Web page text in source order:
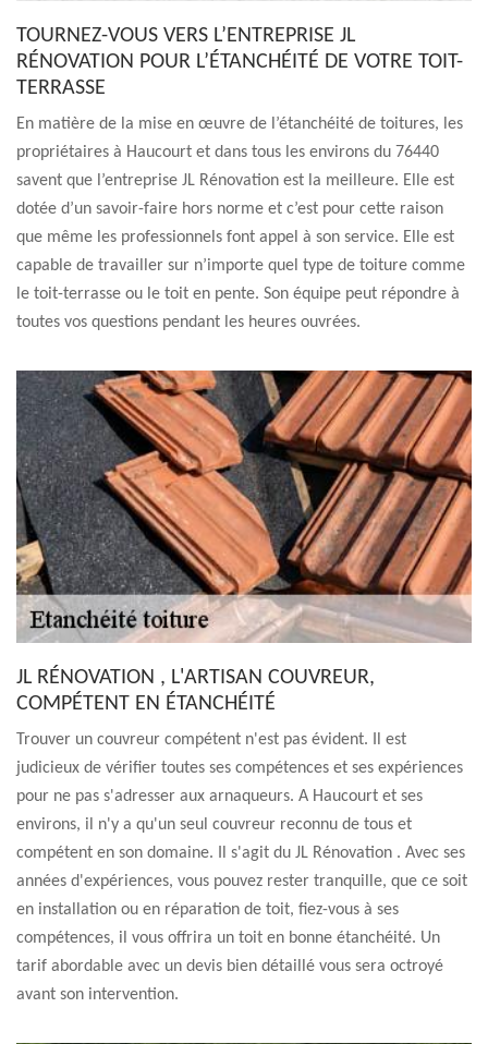
TOURNEZ-VOUS VERS L’ENTREPRISE JL
RÉNOVATION POUR L’ÉTANCHÉITÉ DE VOTRE TOIT-
TERRASSE
En matière de la mise en œuvre de l’étanchéité de toitures, les
propriétaires à Haucourt et dans tous les environs du 76440
savent que l’entreprise JL Rénovation est la meilleure. Elle est
dotée d’un savoir-faire hors norme et c’est pour cette raison
que même les professionnels font appel à son service. Elle est
capable de travailler sur n’importe quel type de toiture comme
le toit-terrasse ou le toit en pente. Son équipe peut répondre à
toutes vos questions pendant les heures ouvrées.
JL RÉNOVATION , L'ARTISAN COUVREUR,
COMPÉTENT EN ÉTANCHÉITÉ
Trouver un couvreur compétent n'est pas évident. Il est
judicieux de vérifier toutes ses compétences et ses expériences
pour ne pas s'adresser aux arnaqueurs. A Haucourt et ses
environs, il n'y a qu'un seul couvreur reconnu de tous et
compétent en son domaine. Il s'agit du JL Rénovation . Avec ses
années d'expériences, vous pouvez rester tranquille, que ce soit
en installation ou en réparation de toit, fiez-vous à ses
compétences, il vous offrira un toit en bonne étanchéité. Un
tarif abordable avec un devis bien détaillé vous sera octroyé
avant son intervention.